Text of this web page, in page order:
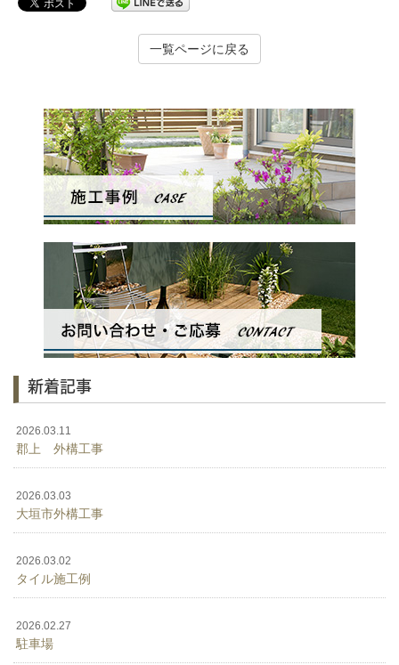
一覧ページに戻る
新着記事
2026.03.11
郡上 外構工事
2026.03.03
大垣市外構工事
2026.03.02
タイル施工例
2026.02.27
駐車場